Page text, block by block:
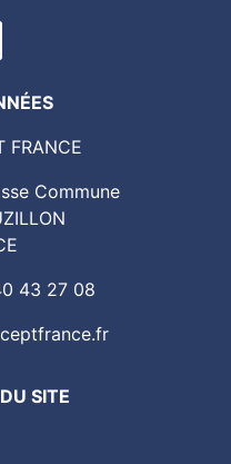
FRANCE
Commune
43 27 08
SITE